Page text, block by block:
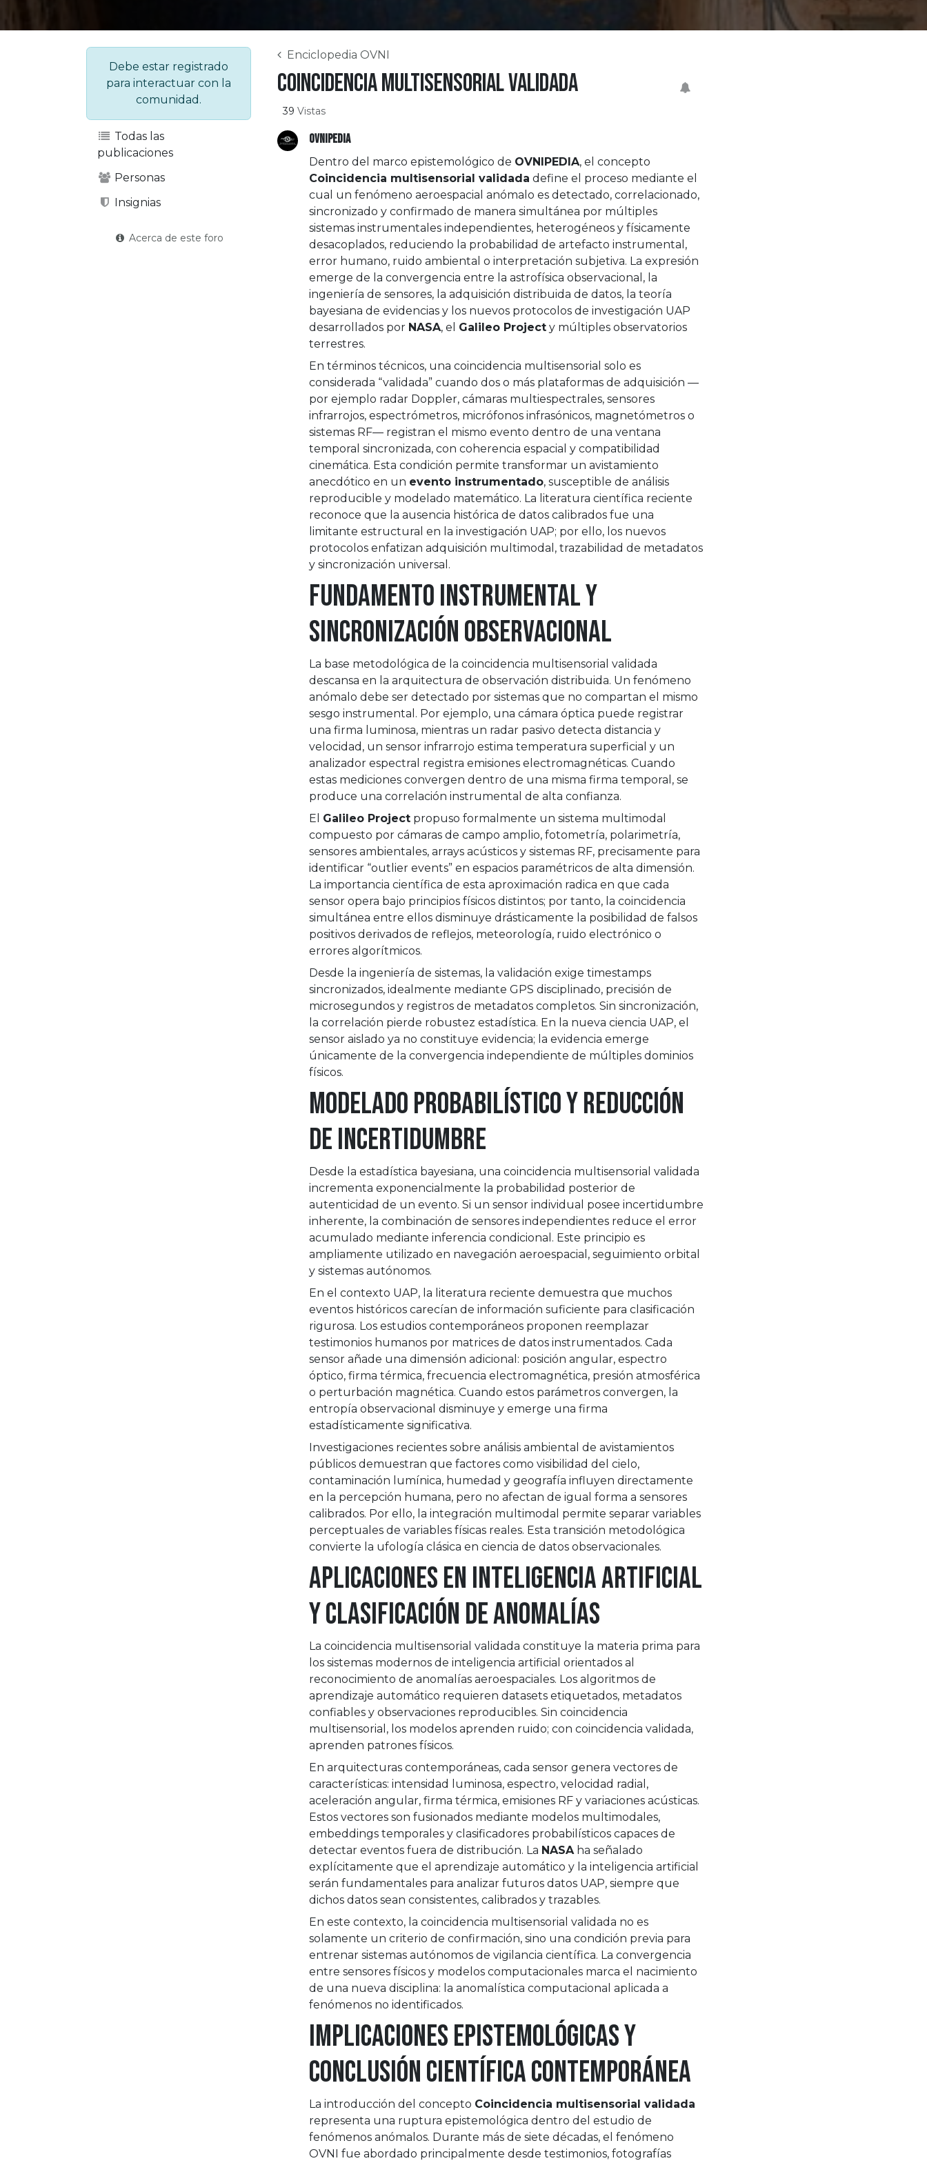
Debe estar registrado
para interactuar con la
comunidad.
Todas las
publicaciones
Personas
Insignias
Acerca de este foro
Enciclopedia OVNI
Coincidencia multisensorial validada
39 Vistas
OVNIPEDIA
Dentro del marco epistemológico de OVNIPEDIA, el concepto
Coincidencia multisensorial validada define el proceso mediante el
cual un fenómeno aeroespacial anómalo es detectado, correlacionado,
sincronizado y confirmado de manera simultánea por múltiples
sistemas instrumentales independientes, heterogéneos y físicamente
desacoplados, reduciendo la probabilidad de artefacto instrumental,
error humano, ruido ambiental o interpretación subjetiva. La expresión
emerge de la convergencia entre la astrofísica observacional, la
ingeniería de sensores, la adquisición distribuida de datos, la teoría
bayesiana de evidencias y los nuevos protocolos de investigación UAP
desarrollados por NASA, el Galileo Project y múltiples observatorios
terrestres.
En términos técnicos, una coincidencia multisensorial solo es
considerada “validada” cuando dos o más plataformas de adquisición —
por ejemplo radar Doppler, cámaras multiespectrales, sensores
infrarrojos, espectrómetros, micrófonos infrasónicos, magnetómetros o
sistemas RF— registran el mismo evento dentro de una ventana
temporal sincronizada, con coherencia espacial y compatibilidad
cinemática. Esta condición permite transformar un avistamiento
anecdótico en un evento instrumentado, susceptible de análisis
reproducible y modelado matemático. La literatura científica reciente
reconoce que la ausencia histórica de datos calibrados fue una
limitante estructural en la investigación UAP; por ello, los nuevos
protocolos enfatizan adquisición multimodal, trazabilidad de metadatos
y sincronización universal.
Fundamento instrumental y
sincronización observacional
La base metodológica de la coincidencia multisensorial validada
descansa en la arquitectura de observación distribuida. Un fenómeno
anómalo debe ser detectado por sistemas que no compartan el mismo
sesgo instrumental. Por ejemplo, una cámara óptica puede registrar
una firma luminosa, mientras un radar pasivo detecta distancia y
velocidad, un sensor infrarrojo estima temperatura superficial y un
analizador espectral registra emisiones electromagnéticas. Cuando
estas mediciones convergen dentro de una misma firma temporal, se
produce una correlación instrumental de alta confianza.
El Galileo Project propuso formalmente un sistema multimodal
compuesto por cámaras de campo amplio, fotometría, polarimetría,
sensores ambientales, arrays acústicos y sistemas RF, precisamente para
identificar “outlier events” en espacios paramétricos de alta dimensión.
La importancia científica de esta aproximación radica en que cada
sensor opera bajo principios físicos distintos; por tanto, la coincidencia
simultánea entre ellos disminuye drásticamente la posibilidad de falsos
positivos derivados de reflejos, meteorología, ruido electrónico o
errores algorítmicos.
Desde la ingeniería de sistemas, la validación exige timestamps
sincronizados, idealmente mediante GPS disciplinado, precisión de
microsegundos y registros de metadatos completos. Sin sincronización,
la correlación pierde robustez estadística. En la nueva ciencia UAP, el
sensor aislado ya no constituye evidencia; la evidencia emerge
únicamente de la convergencia independiente de múltiples dominios
físicos.
Modelado probabilístico y reducción
de incertidumbre
Desde la estadística bayesiana, una coincidencia multisensorial validada
incrementa exponencialmente la probabilidad posterior de
autenticidad de un evento. Si un sensor individual posee incertidumbre
inherente, la combinación de sensores independientes reduce el error
acumulado mediante inferencia condicional. Este principio es
ampliamente utilizado en navegación aeroespacial, seguimiento orbital
y sistemas autónomos.
En el contexto UAP, la literatura reciente demuestra que muchos
eventos históricos carecían de información suficiente para clasificación
rigurosa. Los estudios contemporáneos proponen reemplazar
testimonios humanos por matrices de datos instrumentados. Cada
sensor añade una dimensión adicional: posición angular, espectro
óptico, firma térmica, frecuencia electromagnética, presión atmosférica
o perturbación magnética. Cuando estos parámetros convergen, la
entropía observacional disminuye y emerge una firma
estadísticamente significativa.
Investigaciones recientes sobre análisis ambiental de avistamientos
públicos demuestran que factores como visibilidad del cielo,
contaminación lumínica, humedad y geografía influyen directamente
en la percepción humana, pero no afectan de igual forma a sensores
calibrados. Por ello, la integración multimodal permite separar variables
perceptuales de variables físicas reales. Esta transición metodológica
convierte la ufología clásica en ciencia de datos observacionales.
Aplicaciones en inteligencia artificial
y clasificación de anomalías
La coincidencia multisensorial validada constituye la materia prima para
los sistemas modernos de inteligencia artificial orientados al
reconocimiento de anomalías aeroespaciales. Los algoritmos de
aprendizaje automático requieren datasets etiquetados, metadatos
confiables y observaciones reproducibles. Sin coincidencia
multisensorial, los modelos aprenden ruido; con coincidencia validada,
aprenden patrones físicos.
En arquitecturas contemporáneas, cada sensor genera vectores de
características: intensidad luminosa, espectro, velocidad radial,
aceleración angular, firma térmica, emisiones RF y variaciones acústicas.
Estos vectores son fusionados mediante modelos multimodales,
embeddings temporales y clasificadores probabilísticos capaces de
detectar eventos fuera de distribución. La NASA ha señalado
explícitamente que el aprendizaje automático y la inteligencia artificial
serán fundamentales para analizar futuros datos UAP, siempre que
dichos datos sean consistentes, calibrados y trazables.
En este contexto, la coincidencia multisensorial validada no es
solamente un criterio de confirmación, sino una condición previa para
entrenar sistemas autónomos de vigilancia científica. La convergencia
entre sensores físicos y modelos computacionales marca el nacimiento
de una nueva disciplina: la anomalística computacional aplicada a
fenómenos no identificados.
Implicaciones epistemológicas y
conclusión científica contemporánea
La introducción del concepto Coincidencia multisensorial validada
representa una ruptura epistemológica dentro del estudio de
fenómenos anómalos. Durante más de siete décadas, el fenómeno
OVNI fue abordado principalmente desde testimonios, fotografías